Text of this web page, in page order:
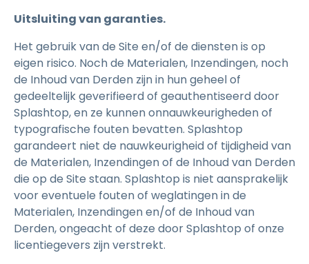
Uitsluiting van garanties.
Het gebruik van de Site en/of de diensten is op
eigen risico. Noch de Materialen, Inzendingen, noch
de Inhoud van Derden zijn in hun geheel of
gedeeltelijk geverifieerd of geauthentiseerd door
Splashtop, en ze kunnen onnauwkeurigheden of
typografische fouten bevatten. Splashtop
garandeert niet de nauwkeurigheid of tijdigheid van
de Materialen, Inzendingen of de Inhoud van Derden
die op de Site staan. Splashtop is niet aansprakelijk
voor eventuele fouten of weglatingen in de
Materialen, Inzendingen en/of de Inhoud van
Derden, ongeacht of deze door Splashtop of onze
licentiegevers zijn verstrekt.